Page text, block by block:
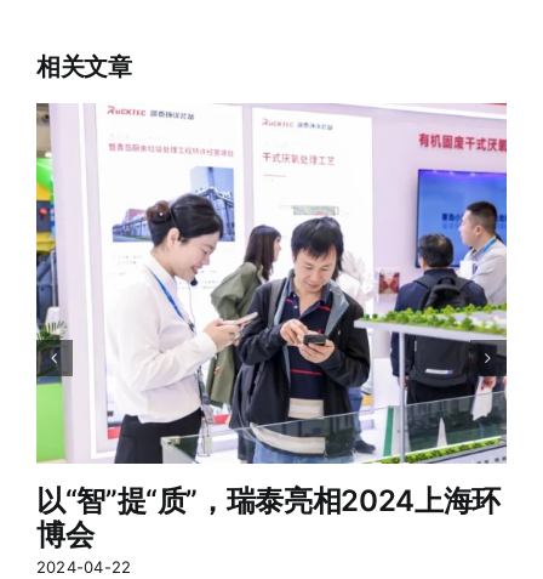
相关文章
以“智”提“质”，瑞泰亮相2024上海环
博会
2024-04-22